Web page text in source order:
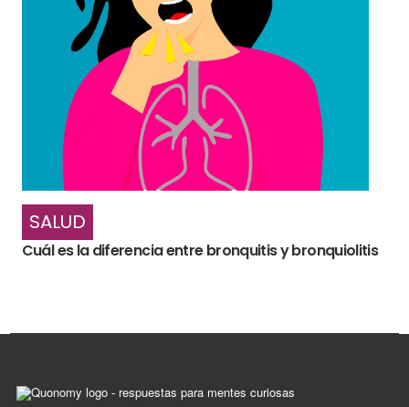
SALUD
Cuál es la diferencia entre bronquitis y bronquiolitis